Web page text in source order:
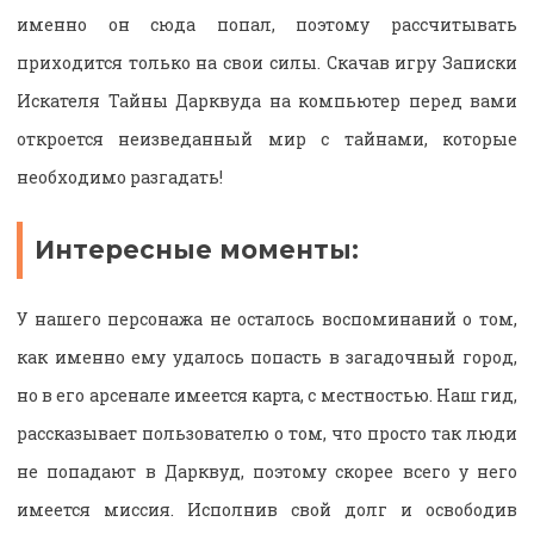
именно он сюда попал, поэтому рассчитывать
приходится только на свои силы. Скачав игру Записки
Искателя Тайны Дарквуда на компьютер перед вами
откроется неизведанный мир с тайнами, которые
необходимо разгадать!
Интересные моменты:
У нашего персонажа не осталось воспоминаний о том,
как именно ему удалось попасть в загадочный город,
но в его арсенале имеется карта, с местностью. Наш гид,
рассказывает пользователю о том, что просто так люди
не попадают в Дарквуд, поэтому скорее всего у него
имеется миссия. Исполнив свой долг и освободив